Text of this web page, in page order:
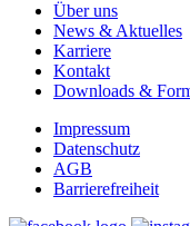
Über uns
News & Aktuelles
Karriere
Kontakt
Downloads &
Impressum
Datenschutz
AGB
Barrierefreiheit